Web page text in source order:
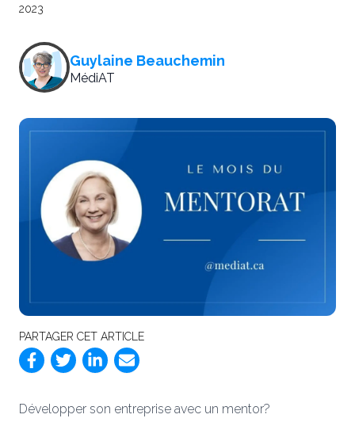
2023
Guylaine Beauchemin
MédiAT
PARTAGER CET ARTICLE
Développer son entreprise avec un mentor?